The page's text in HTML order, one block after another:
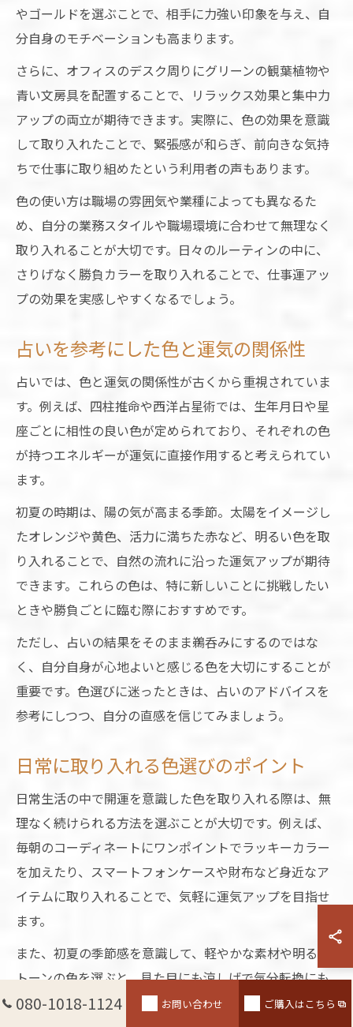
やゴールドを選ぶことで、相手に力強い印象を与え、自
分自身のモチベーションも高まります。
さらに、オフィスのデスク周りにグリーンの観葉植物や
青い文房具を配置することで、リラックス効果と集中力
アップの両立が期待できます。実際に、色の効果を意識
して取り入れたことで、緊張感が和らぎ、前向きな気持
ちで仕事に取り組めたという利用者の声もあります。
色の使い方は職場の雰囲気や業種によっても異なるた
め、自分の業務スタイルや職場環境に合わせて無理なく
取り入れることが大切です。日々のルーティンの中に、
さりげなく勝負カラーを取り入れることで、仕事運アッ
プの効果を実感しやすくなるでしょう。
占いを参考にした色と運気の関係性
占いでは、色と運気の関係性が古くから重視されていま
す。例えば、四柱推命や西洋占星術では、生年月日や星
座ごとに相性の良い色が定められており、それぞれの色
が持つエネルギーが運気に直接作用すると考えられてい
ます。
初夏の時期は、陽の気が高まる季節。太陽をイメージし
たオレンジや黄色、活力に満ちた赤など、明るい色を取
り入れることで、自然の流れに沿った運気アップが期待
できます。これらの色は、特に新しいことに挑戦したい
ときや勝負ごとに臨む際におすすめです。
ただし、占いの結果をそのまま鵜呑みにするのではな
く、自分自身が心地よいと感じる色を大切にすることが
重要です。色選びに迷ったときは、占いのアドバイスを
参考にしつつ、自分の直感を信じてみましょう。
日常に取り入れる色選びのポイント
日常生活の中で開運を意識した色を取り入れる際は、無
理なく続けられる方法を選ぶことが大切です。例えば、
毎朝のコーディネートにワンポイントでラッキーカラー
を加えたり、スマートフォンケースや財布など身近なア
イテムに取り入れることで、気軽に運気アップを目指せ
ます。
また、初夏の季節感を意識して、軽やかな素材や明るい
トーンの色を選ぶと、見た目にも涼しげで気分転換にも
つながります。色選びは「自分に合うか」「気分が上が
080-1018-1124 お問い合わせ ご購入はこちら